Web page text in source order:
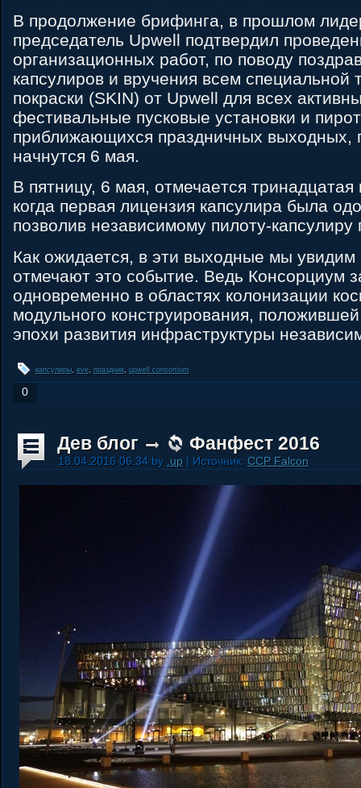
В продолжение брифинга, в прошлом
председатель Upwell подтвердил
организационных работ, по поводу
капсулиров и вручения всем специальной
покраски (SKIN) от Upwell для всех
фестивальные пусковые установки и
приближающихся праздничных выходных,
начнутся 6 мая.
В пятницу, 6 мая, отмечаeтся
когда первая лицензия капсулира была
позволив независимому пилоту-капсулиру
Как ожидается, в эти выходные мы увидим
отмечают это событие. Ведь Консорциум
одновременно в областях колонизации
модульного конструирования,
эпохи развития инфраструктуры
капсулиры, eve, праздник, upwell consortium
0
Дев блог Фанфест 2016
18.04.2016 06:34 by .up | Источник: CCP Falcon